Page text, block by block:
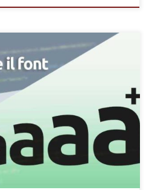
o aumentare la dimensione del
Javascript e HTML per cambiare
su pulsanti (button).